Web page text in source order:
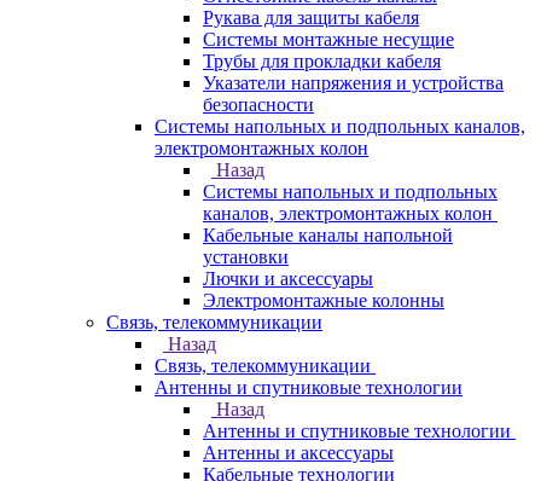
Рукава для защиты кабеля
Системы монтажные несущие
Трубы для прокладки кабеля
Указатели напряжения и устройства
безопасности
Системы напольных и подпольных каналов,
электромонтажных колон
Назад
Системы напольных и подпольных
каналов, электромонтажных колон
Кабельные каналы напольной
установки
Лючки и аксессуары
Электромонтажные колонны
Связь, телекоммуникации
Назад
Связь, телекоммуникации
Антенны и спутниковые технологии
Назад
Антенны и спутниковые технологии
Антенны и аксессуары
Кабельные технологии